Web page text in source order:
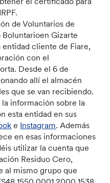
de Voluntarios de
Boluntarioen Gizarte
entidad cliente de Fiare,
con el
Desde el 6 de
allí el almacén
que se van recibiendo.
información sobre la
esta entidad en sus
e Instagram. Además
en esas informaciones
utilizar la cuenta que
Residuo Cero,
al mismo grupo que